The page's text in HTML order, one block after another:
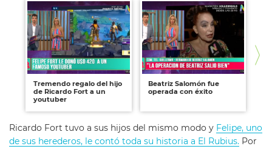
Tremendo regalo del hijo
de Ricardo Fort a un
youtuber
Beatriz Salomón fue
operada con éxito
Ricardo Fort tuvo a sus hijos del mismo modo y Felipe, uno
de sus herederos, le contó toda su historia a El Rubius. Por